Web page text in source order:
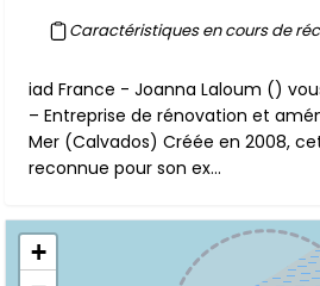
Caractéristiques en cours de
iad France - Joanna Laloum ()
– Entreprise de rénovation et
Mer (Calvados) Créée en 2008,
reconnue pour son ex...
+